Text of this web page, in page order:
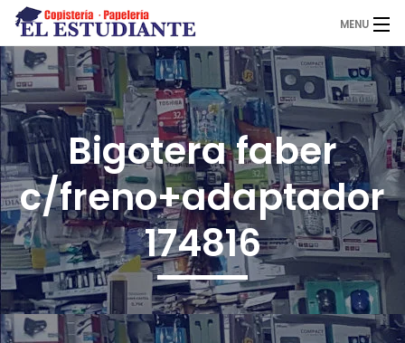
MENU
El Estudiante
Copistería
Papelería
Servicios
Bigotera faber
c/freno+adaptador
174816